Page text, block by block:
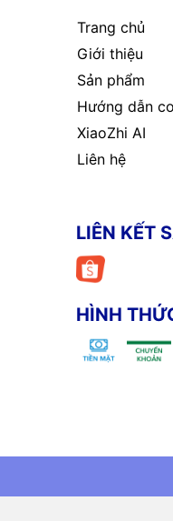
Trang chủ
Giới thiệu
Sản phẩm
Hướng dẫn
XiaoZhi AI
Liên hệ
LIÊN KẾT
HÌNH